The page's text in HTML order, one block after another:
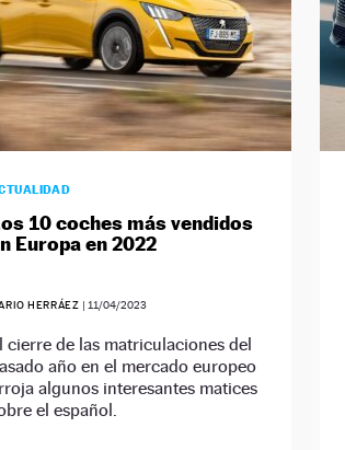
10 coches más vendidos
Europa en 2022
HERRÁEZ | 11/04/2023
cierre de las matriculaciones del
año en el mercado europeo
algunos interesantes matices
el español.